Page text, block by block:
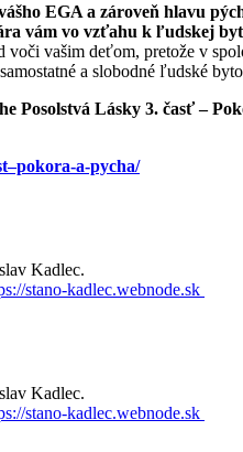
EGA a zároveň hlavu
vám vo vzťahu k ľudskej
vašim deťom, pretože v
a slobodné ľudské
Posolstvá Lásky 3. časť –
a-pycha/
Kadlec.
stano-kadlec.webnode.sk
Kadlec.
stano-kadlec.webnode.sk